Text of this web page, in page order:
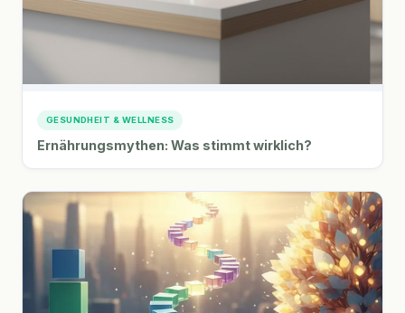
GESUNDHEIT & WELLNESS
Ernährungsmythen: Was stimmt wirklich?